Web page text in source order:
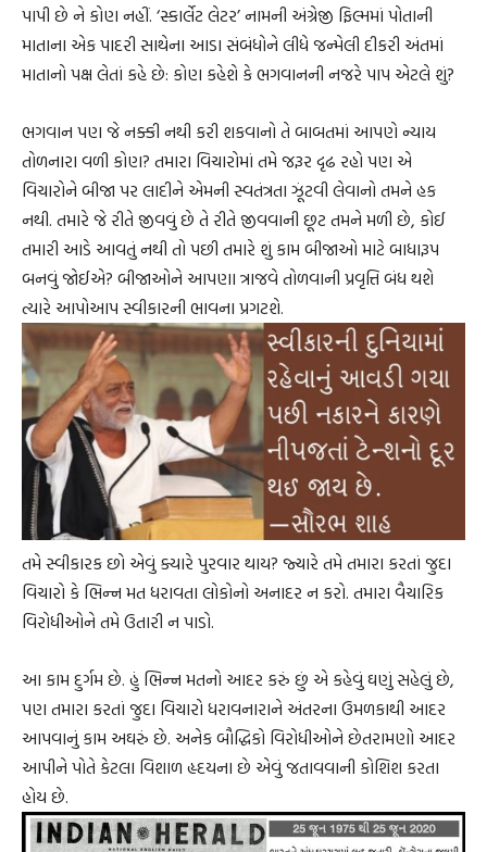
પાપી છે ને કોણ નહીં. ‘સ્કાર્લેટ લેટર’ નામની અંગ્રેજી ફિલ્મમાં પોતાની
માતાના એક પાદરી સાથેના આડા સંબંધોને લીધે જન્મેલી દીકરી અંતમાં
માતાનો પક્ષ લેતાં કહે છે: કોણ કહેશે કે ભગવાનની નજરે પાપ એટલે શું?
ભગવાન પણ જે નક્કી નથી કરી શકવાનો તે બાબતમાં આપણે ન્યાય
તોળનારા વળી કોણ? તમારા વિચારોમાં તમે જરૂર દૃઢ રહો પણ એ
વિચારોને બીજા પર લાદીને એમની સ્વતંત્રતા ઝૂંટવી લેવાનો તમને હક
નથી. તમારે જે રીતે જીવવું છે તે રીતે જીવવાની છૂટ તમને મળી છે, કોઈ
તમારી આડે આવતું નથી તો પછી તમારે શું કામ બીજાઓ માટે બાધારૂપ
બનવું જોઈએ? બીજાઓને આપણા ત્રાજવે તોળવાની પ્રવૃત્તિ બંધ થશે
ત્યારે આપોઆપ સ્વીકારની ભાવના પ્રગટશે.
તમે સ્વીકારક છો એવું ક્યારે પુરવાર થાય? જ્યારે તમે તમારા કરતાં જુદા
વિચારો કે ભિન્ન મત ધરાવતા લોકોનો અનાદર ન કરો. તમારા વૈચારિક
વિરોધીઓને તમે ઉતારી ન પાડો.
આ કામ દુર્ગમ છે. હું ભિન્ન મતનો આદર કરું છું એ કહેવું ઘણું સહેલું છે,
પણ તમારા કરતાં જુદા વિચારો ધરાવનારાને અંતરના ઉમળકાથી આદર
આપવાનું કામ અઘરું છે. અનેક બૌદ્ધિકો વિરોધીઓને છેતરામણો આદર
આપીને પોતે કેટલા વિશાળ હૃદયના છે એવું જતાવવાની કોશિશ કરતા
હોય છે.